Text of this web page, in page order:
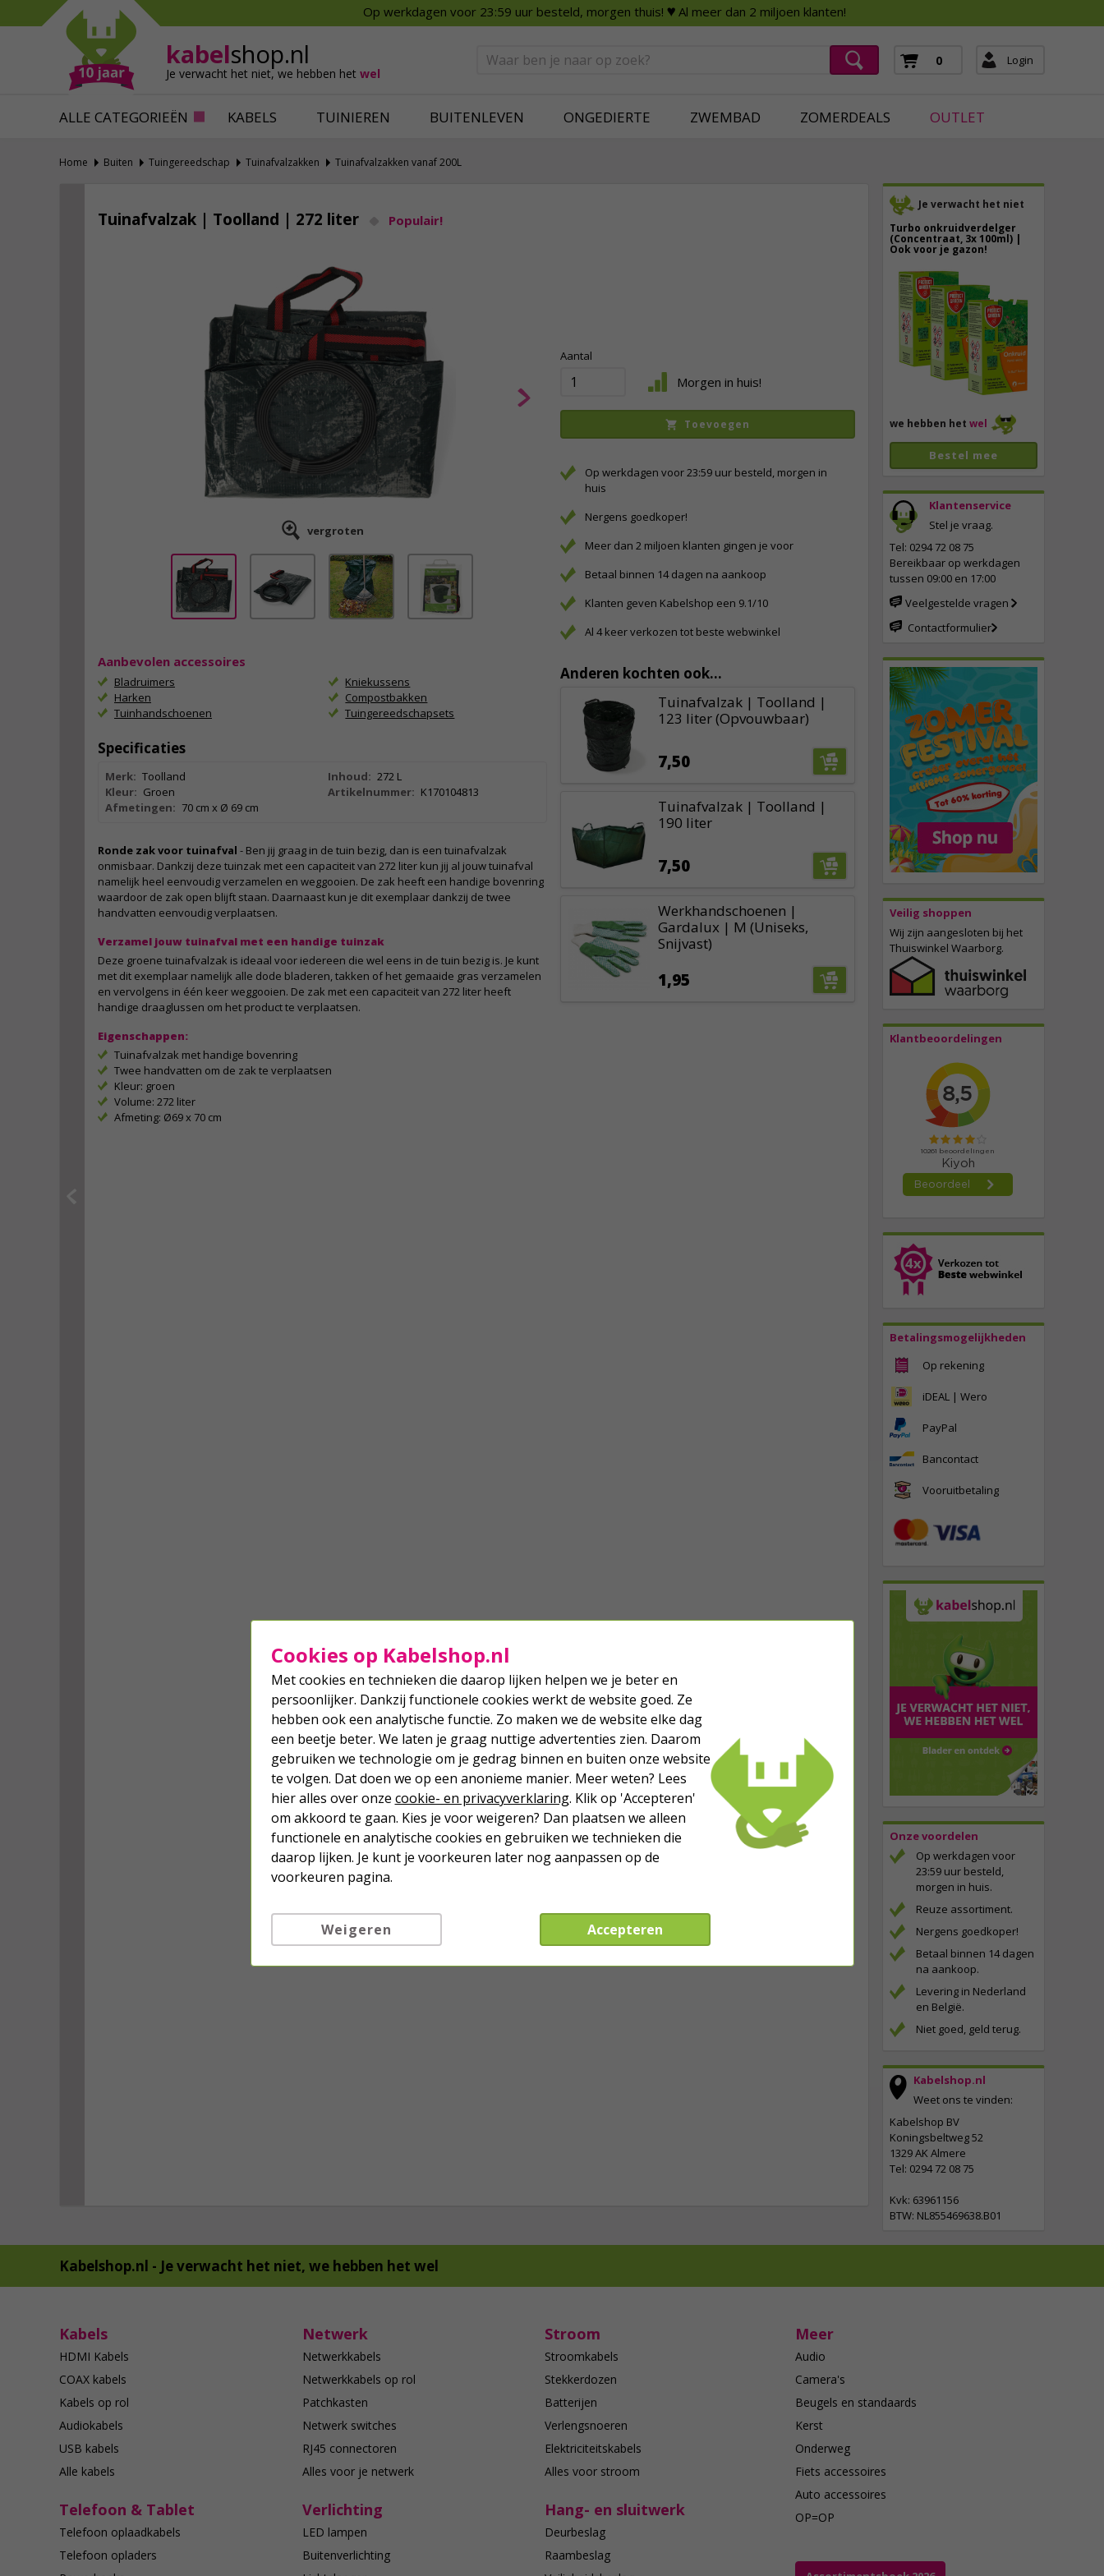
Op werkdagen voor 23:59 uur besteld, morgen thuis! ♥ Al meer dan 2 miljoen klanten!
kabelshop.nl
Je verwacht het niet, we hebben het wel
0 Login
ALLE CATEGORIEËN KABELS TUINIEREN BUITENLEVEN ONGEDIERTE ZWEMBAD ZOMERDEALS OUTLET
Mollen verjagen
Slakken bestrijden
Katten verjagen
Alles tegen ongedierte
Verfbenodigdheden
Behangbenodigdheden
Ventilatie
Smart Home
Deurbellen
Slimme beveiliging
Home Buiten Tuingereedschap Tuinafvalzakken Tuinafvalzakken vanaf 200L
Je verwacht het niet
Turbo onkruidverdelger
(Concentraat, 3x 100ml) |
Ook voor je gazon!
40,
we hebben het wel
Bestel mee
Klantenservice
Stel je vraag.
Tel: 0294 72 08 75
Bereikbaar op werkdagen
tussen 09:00 en 17:00
Veelgestelde vragen
Contactformulier
Veilig shoppen
Wij zijn aangesloten bij het
Thuiswinkel Waarborg.
Klantbeoordelingen
Betalingsmogelijkheden
Op rekening
iDEAL | Wero
PayPal
Bancontact
Vooruitbetaling
Onze voordelen
Op werkdagen voor
23:59 uur besteld,
morgen in huis.
Reuze assortiment.
Nergens goedkoper!
Betaal binnen 14 dagen
na aankoop.
Levering in Nederland
en België.
Niet goed, geld terug.
Kabelshop.nl
Weet ons te vinden:
Kabelshop BV
Koningsbeltweg 52
1329 AK Almere
Tel: 0294 72 08 75
Kvk: 63961156
BTW: NL855469638.B01
Tuinafvalzak | Toolland | 272 liter Populair!
vergroten
Aanbevolen accessoires
Bladruimers
Harken
Tuinhandschoenen
Kniekussens
Compostbakken
Tuingereedschapsets
Specificaties
Merk: Toolland
Kleur: Groen
Afmetingen:
70 cm x Ø 69 cm
Inhoud: 272 L
Artikelnummer: K170104813
Ronde zak voor tuinafval - Ben jij graag in de tuin bezig, dan is een tuinafvalzak
onmisbaar. Dankzij deze tuinzak met een capaciteit van 272 liter kun jij al jouw tuinafval
namelijk heel eenvoudig verzamelen en weggooien. De zak heeft een handige bovenring
waardoor de zak open blijft staan. Daarnaast kun je dit exemplaar dankzij de twee
handvatten eenvoudig verplaatsen.
Verzamel jouw tuinafval met een handige tuinzak
Deze groene tuinafvalzak is ideaal voor iedereen die wel eens in de tuin bezig is. Je kunt
met dit exemplaar namelijk alle dode bladeren, takken of het gemaaide gras verzamelen
en vervolgens in één keer weggooien. De zak met een capaciteit van 272 liter heeft
handige draaglussen om het product te verplaatsen.
Eigenschappen:
Tuinafvalzak met handige bovenring
Twee handvatten om de zak te verplaatsen
Kleur: groen
Volume: 272 liter
Afmeting: Ø69 x 70 cm
Aantal
Morgen in huis!
Toevoegen
Op werkdagen voor 23:59 uur besteld, morgen in
huis
Nergens goedkoper!
Meer dan 2 miljoen klanten gingen je voor
Betaal binnen 14 dagen na aankoop
Klanten geven Kabelshop een 9.1/10
Al 4 keer verkozen tot beste webwinkel
Anderen kochten ook...
Tuinafvalzak | Toolland |
123 liter (Opvouwbaar)
7,50
Tuinafvalzak | Toolland |
190 liter
7,50
Werkhandschoenen |
Gardalux | M (Uniseks,
Snijvast)
1,95
Kabelshop.nl - Je verwacht het niet, we hebben het wel
Kabels
HDMI Kabels
COAX kabels
Kabels op rol
Audiokabels
USB kabels
Alle kabels
Netwerk
Netwerkkabels
Netwerkkabels op rol
Patchkasten
Netwerk switches
RJ45 connectoren
Alles voor je netwerk
Stroom
Stroomkabels
Stekkerdozen
Batterijen
Verlengsnoeren
Elektriciteitskabels
Alles voor stroom
Telefoon & Tablet
Telefoon oplaadkabels
Telefoon opladers
Verlichting
LED lampen
Buitenverlichting
Hang- en sluitwerk
Deurbeslag
Raambeslag
Meer
Audio
Camera's
Beugels en standaards
Kerst
Onderweg
Fiets accessoires
Auto accessoires
OP=OP
Cookies op Kabelshop.nl
Met cookies en technieken die daarop lijken helpen we je beter en
persoonlijker. Dankzij functionele cookies werkt de website goed. Ze
hebben ook een analytische functie. Zo maken we de website elke dag
een beetje beter. We laten je graag nuttige advertenties zien. Daarom
gebruiken we technologie om je gedrag binnen en buiten onze website
te volgen. Dat doen we op een anonieme manier. Meer weten? Lees
hier alles over onze cookie- en privacyverklaring. Klik op 'Accepteren'
om akkoord te gaan. Kies je voor weigeren? Dan plaatsen we alleen
functionele en analytische cookies en gebruiken we technieken die
daarop lijken. Je kunt je voorkeuren later nog aanpassen op de
voorkeuren pagina.
Accepteren
Weigeren